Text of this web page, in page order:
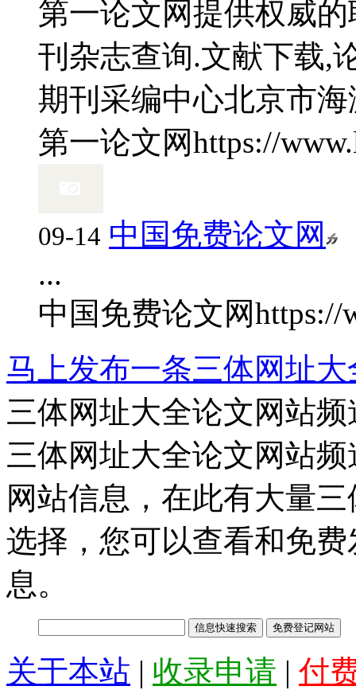
第一论文网提供权威
刊杂志查询.文献下载,
期刊采编中心北京市海
第一论文网https://
09-14 中国免费论文网
...
中国免费论文网https://
马上发布一条三体网址
三体网址大全论文网站频
三体网址大全论文网站
网站信息，在此有大量
选择，您可以查看和免
息。
关于本站 | 收录申请 | 付